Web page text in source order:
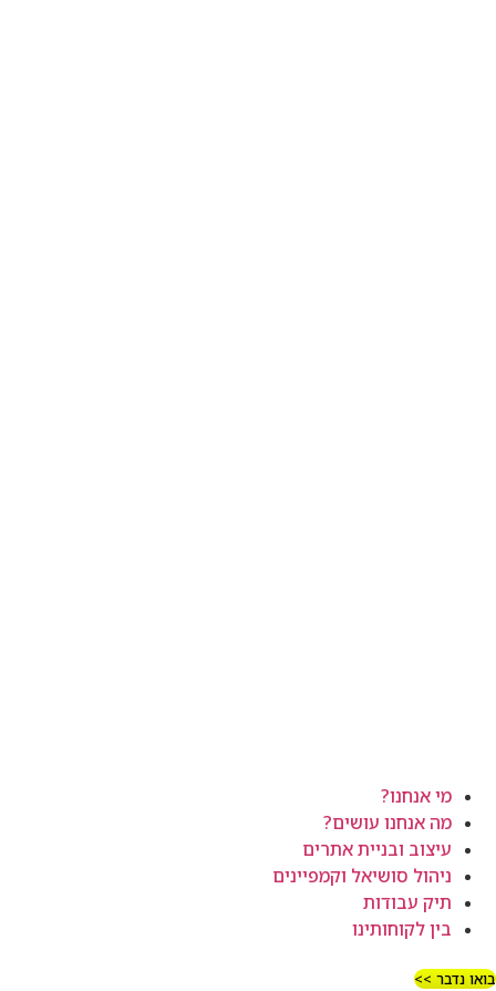
מי אנחנו?
מה אנחנו עושים?
עיצוב ובניית אתרים
ניהול סושיאל וקמפיינים
תיק עבודות
בין לקוחותינו
בואו נדבר >>